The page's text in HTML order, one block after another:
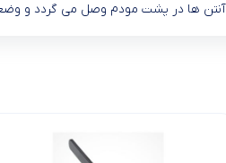
آنتن‌ ها در پشت مودم وصل می گردد و